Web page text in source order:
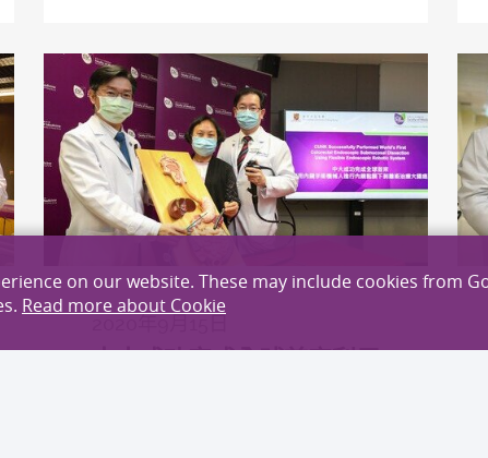
中大成功完成全球首宗利用
on our website. These may include cookies from
Read more about Cookie